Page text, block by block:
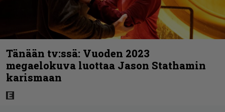
Tänään tv:ssä: Vuoden 2023
megaelokuva luottaa Jason Stathamin
karismaan